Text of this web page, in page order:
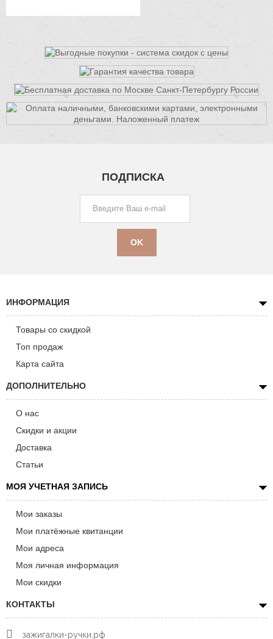
ПОДПИСКА
ИНФОРМАЦИЯ
Товары со скидкой
Топ продаж
Карта сайта
ДОПОЛНИТЕЛЬНО
О нас
Скидки и акции
Доставка
Статьи
МОЯ УЧЕТНАЯ ЗАПИСЬ
Мои заказы
Мои платёжные квитанции
Мои адреса
Моя личная информация
Мои скидки
КОНТАКТЫ
зажигалки-ручки.рф